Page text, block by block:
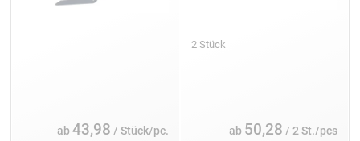
ab43,98 / Stück/pc.
2 Stück
ab 50,28 / 2 St./pcs